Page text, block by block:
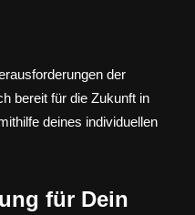
der
bereit für die Zukunft in
deines individuellen
für Dein